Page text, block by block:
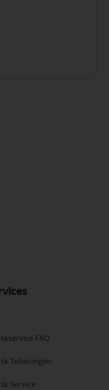
FAQ
Tekeningen
Service